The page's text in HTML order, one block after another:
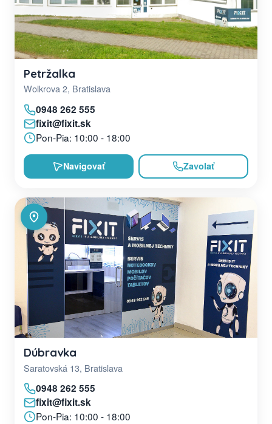
Petržalka
Wolkrova 2, Bratislava
0948 262 555
fixit@fixit.sk
Pon-Pia: 10:00 - 18:00
Navigovať Zavolať
Dúbravka
Saratovská 13, Bratislava
0948 262 555
fixit@fixit.sk
Pon-Pia: 10:00 - 18:00